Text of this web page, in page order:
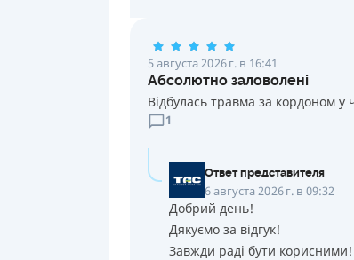
5 августа 2026 г. в 16:41
Абсолютно заловолені
Відбулась травма за кордоном у
1
Ответ представителя
6 августа 2026 г. в 09:32
Добрий день!
Дякуємо за відгук!
Завжди раді бути корисними!